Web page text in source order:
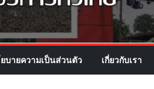
บายความเป็นส่วนตัว เกี่ยวกับเรา